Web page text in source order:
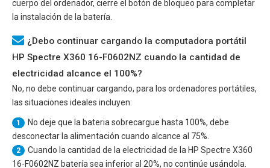
cuerpo del ordenador, cierre el botón de bloqueo para completar
la instalación de la batería.
¿Debo continuar cargando la computadora portátil
HP Spectre X360 16-F0602NZ cuando la cantidad de
electricidad alcance el 100%?
No, no debe continuar cargando, para los ordenadores portátiles,
las situaciones ideales incluyen:
1
No deje que la bateria sobrecargue hasta 100%, debe
desconectar la alimentación cuando alcance al 75%.
2 Cuando la cantidad de la electricidad de la HP Spectre X360
16-F0602NZ batería sea inferior al 20%, no continúe usándola.